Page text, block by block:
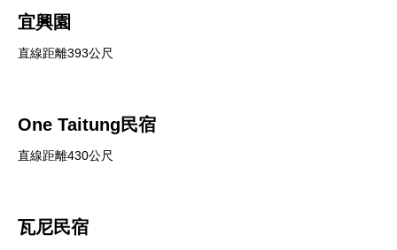
宜興園
直線距離393公尺
One Taitung民宿
直線距離430公尺
瓦尼民宿